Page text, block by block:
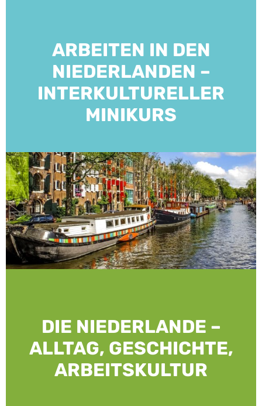
ARBEITEN IN DEN
NIEDERLANDEN –
INTERKULTURELLER
MINIKURS
DIE NIEDERLANDE –
ALLTAG, GESCHICHTE,
ARBEITSKULTUR